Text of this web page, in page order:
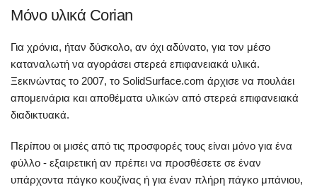
Μόνο υλικά Corian
Για χρόνια, ήταν δύσκολο, αν όχι αδύνατο, για τον μέσο
καταναλωτή να αγοράσει στερεά επιφανειακά υλικά.
Ξεκινώντας το 2007, το SolidSurface.com άρχισε να πουλάει
απομεινάρια και αποθέματα υλικών από στερεά επιφανειακά
διαδικτυακά.
Περίπου οι μισές από τις προσφορές τους είναι μόνο για ένα
φύλλο - εξαιρετική αν πρέπει να προσθέσετε σε έναν
υπάρχοντα πάγκο κουζίνας ή για έναν πλήρη πάγκο μπάνιου,